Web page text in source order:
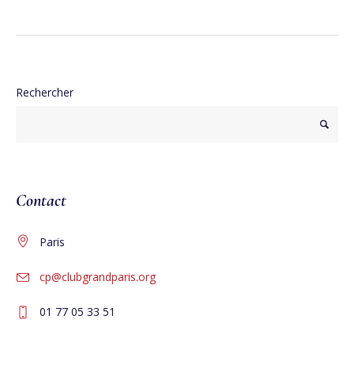
Rechercher
Contact
Paris
cp@clubgrandparis.org
01 77 05 33 51